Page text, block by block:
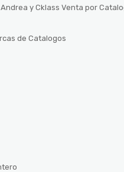
y Cklass Venta por
de Catalogos